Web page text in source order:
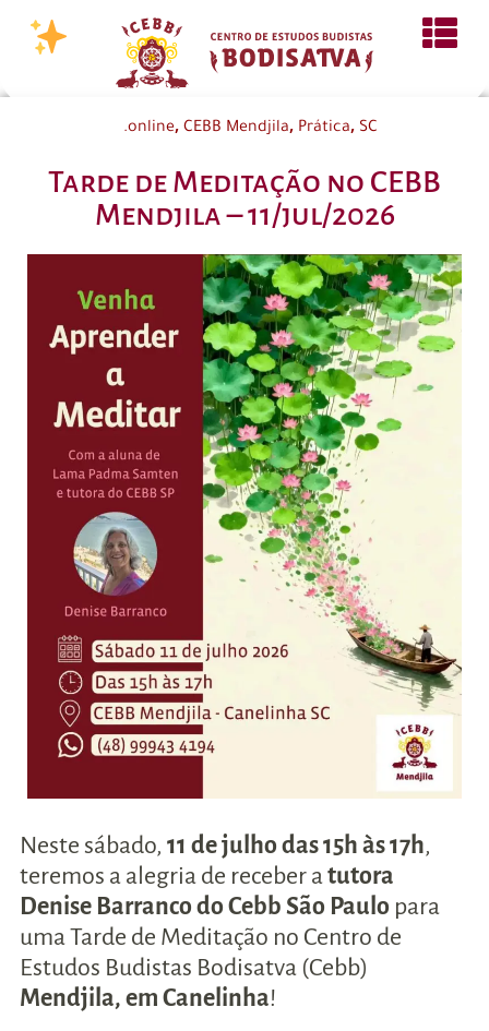
.online, CEBB Mendjila, Prática, SC
Tarde de Meditação no CEBB
Mendjila – 11/jul/2026
Neste sábado, 11 de julho das 15h às 17h,
teremos a alegria de receber atutora
Denise Barranco do Cebb São Paulo para
uma Tarde de Meditação no Centro de
Estudos Budistas Bodisatva (Cebb)
Mendjila, em Canelinha!